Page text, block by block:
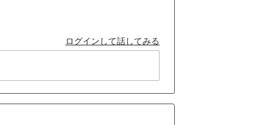
ログインして話してみる